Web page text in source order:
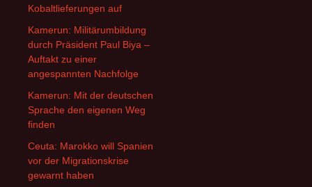
Kobaltlieferungen auf
Kamerun: Militärumbildung
durch Präsident Paul Biya –
Auftakt zu einer
angespannten Nachfolge
Kamerun: Mit der deutschen
Sprache den eigenen Weg
finden
Ceuta: Marokko will Spanien
vor der Migrationskrise
gewarnt haben